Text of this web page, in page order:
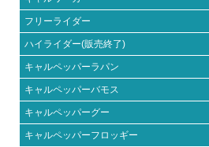
フリーライダー
ハイライダー(販売終了)
キャルペッパーラパン
キャルペッパーバモス
キャルペッパーグー
キャルペッパーフロッギー